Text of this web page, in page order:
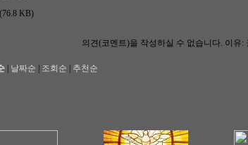
KB)
의견(코멘트)을 작성하실 수 없습니다. 이유:
날짜순 조회순 추천순